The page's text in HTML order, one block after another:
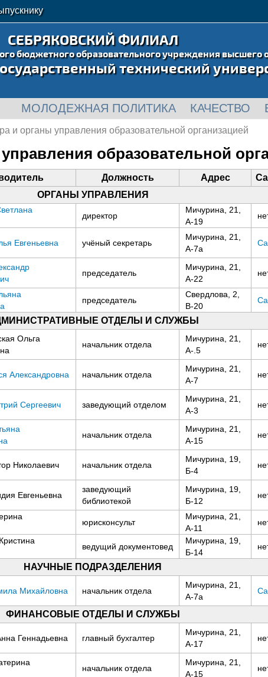
СЕБРЯКОВСКИЙ ФИЛИАЛ
бюджетного образовательного учреждения высшего
технический
МОЛОДЕЖНАЯ ПОЛИТИКА КАЧЕСТВО
и органы управления образовательной организацией
образовательной
Должность Адрес
ОРГАНЫ УПРАВЛЕНИЯ
директор
Мичурина, 21,
А-19
Евгеньевна учёный секретарь
Мичурина, 21,
А-7а
председатель
Мичурина, 21,
А-22
председатель
Свердлова, 2,
В-20
ОТДЕЛЫ И СЛУЖБЫ
Ольга
начальник отдела
Мичурина, 21,
А-.5
Александровна начальник отдела
Мичурина, 21,
А-7
Сергеевич заведующий отделом
Мичурина, 21,
А-3
начальник отдела
Мичурина, 21,
А-15
Николаевич начальник отдела
Мичурина, 19,
Б-4
Евгеньевна
заведующий
библиотекой
Мичурина, 19,
Б-12
юрисконсульт
Мичурина, 21,
А-11
ведущий документовед
Мичурина, 19,
Б-14
НАУЧНЫЕ ПОДРАЗДЕЛЕНИЯ
Михайловна начальник отдела
Мичурина, 21,
А-7а
ФИНАНСОВЫЕ ОТДЕЛЫ И СЛУЖБЫ
Геннадьевна главный бухгалтер
Мичурина, 21,
А-17
начальник отдела
Мичурина, 21,
А-15